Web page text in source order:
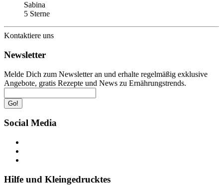
Sabina
5 Sterne
Kontaktiere uns
Newsletter
Melde Dich zum Newsletter an und erhalte regelmäßig exklusive
Angebote, gratis Rezepte und News zu Ernährungstrends.
Go!
Social Media
Hilfe und Kleingedrucktes